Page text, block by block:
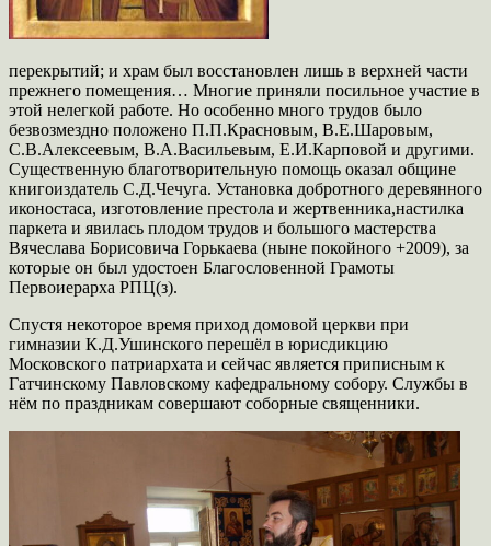
перекрытий; и храм был восстановлен лишь в верхней части
прежнего помещения… Многие приняли посильное участие в
этой нелегкой работе. Но особенно много трудов было
безвозмездно положено П.П.Красновым, В.Е.Шаровым,
С.В.Алексеевым, В.А.Васильевым, Е.И.Карповой и другими.
Существенную благотворительную помощь оказал общине
книгоиздатель С.Д.Чечуга. Установка добротного деревянного
иконостаса, изготовление престола и жертвенника,настилка
паркета и явилась плодом трудов и большого мастерства
Вячеслава Борисовича Горькаева (ныне покойного +2009), за
которые он был удостоен Благословенной Грамоты
Первоиерарха РПЦ(з).
Спустя некоторое время приход домовой церкви при
гимназии К.Д.Ушинского перешёл в юрисдикцию
Московского патриархата и сейчас является приписным к
Гатчинскому Павловскому кафедральному собору. Службы в
нём по праздникам совершают соборные священники.